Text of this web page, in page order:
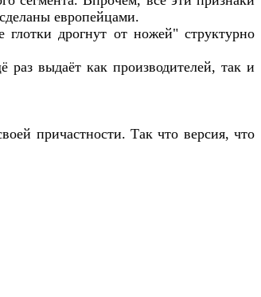
европейцами.
дрогнут от ножей" структурно
выдаёт как производителей, так и
причастности. Так что версия, что